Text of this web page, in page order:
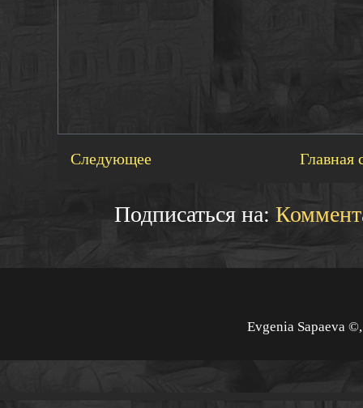
Следующее Главная
Подписаться на:
Evgenia Sapaeva